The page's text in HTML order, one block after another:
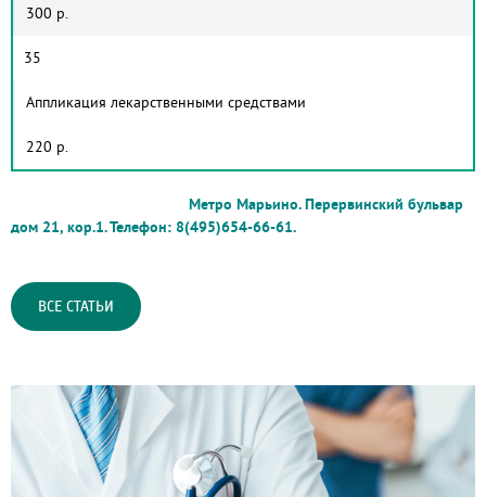
300 р.
35
Аппликация лекарственными средствами
220 р.
Метро Марьино. Перервинский бульвар
дом 21, кор.1. Телефон: 8(495)654-66-61.
ВСЕ СТАТЬИ